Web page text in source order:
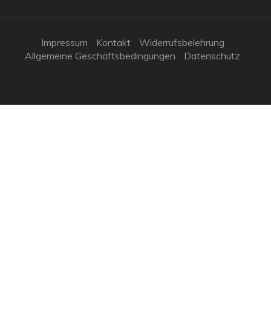
Impressum Kontakt
Widerrufsbelehrung
Allgemeine Geschäftsbedingungen
Datenschutz